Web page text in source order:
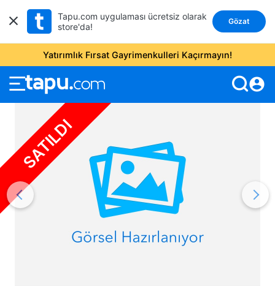
Tapu.com uygulaması ücretsiz olarak
store'da!
Gözat
Yatırımlık Fırsat Gayrimenkulleri Kaçırmayın!
account_circle
SATILDI